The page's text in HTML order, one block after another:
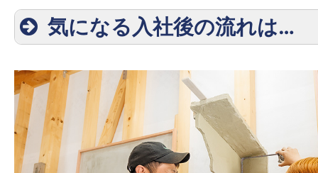
気になる入社後の流れは…